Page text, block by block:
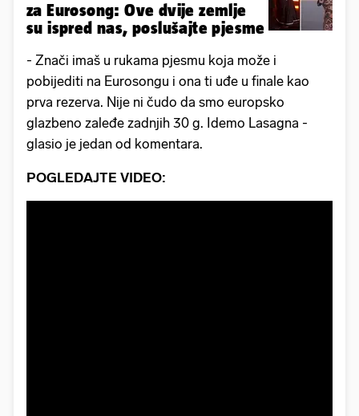
za Eurosong: Ove dvije zemlje
su ispred nas, poslušajte pjesme
- Znači imaš u rukama pjesmu koja može i
pobijediti na Eurosongu i ona ti uđe u finale kao
prva rezerva. Nije ni čudo da smo europsko
glazbeno zaleđe zadnjih 30 g. Idemo Lasagna -
glasio je jedan od komentara.
POGLEDAJTE VIDEO: